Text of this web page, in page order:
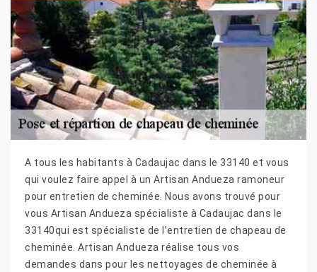
A tous les habitants à Cadaujac dans le 33140 et vous
qui voulez faire appel à un Artisan Andueza ramoneur
pour entretien de cheminée. Nous avons trouvé pour
vous Artisan Andueza spécialiste à Cadaujac dans le
33140qui est spécialiste de l’entretien de chapeau de
cheminée. Artisan Andueza réalise tous vos
demandes dans pour les nettoyages de cheminée à